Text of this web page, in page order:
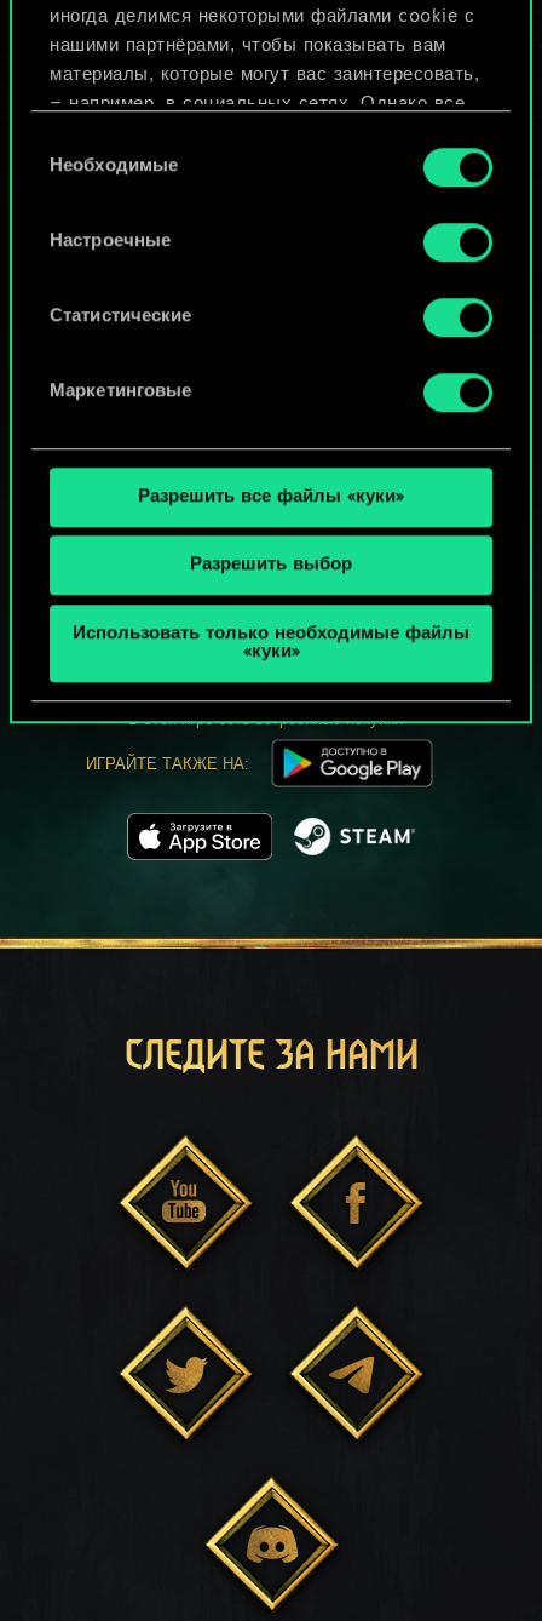
иногда делимся некоторыми файлами cookie с
нашими партнёрами, чтобы показывать вам
материалы, которые могут вас заинтересовать,
— например, в социальных сетях. Однако все
разрешения.
Найти подробную информацию о том, как мы
используем ваши файлы cookie, и изменить
«Настройки» ниже.
согласия
Необходимые
Настроечные
Статистические
Маркетинговые
Разрешить все файлы «куки»
Разрешить выбор
Использовать только необходимые файлы
«куки»
ИЛИ
МОЖЕТ ПАРТЕЕЧКУ В ГВИНТ?
ИГРАТЬ
БЕСПЛАТНО НА ПК
В этой игре есть встроенные покупки
ИГРАЙТЕ ТАКЖЕ НА:
СЛЕДИТЕ ЗА НАМИ